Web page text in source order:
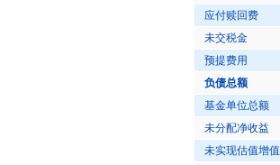
应付赎回费
未交税金
预提费用
负债总额
基金单位总额
未分配净收益
未实现估值增值